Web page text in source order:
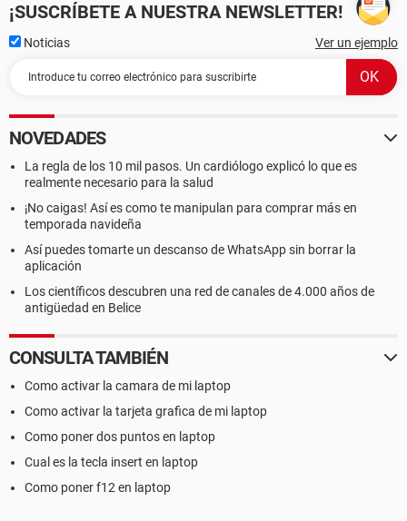
¡SUSCRÍBETE A NUESTRA NEWSLETTER!
Noticias Ver un ejemplo
NOVEDADES
La regla de los 10 mil pasos. Un cardiólogo explicó lo que es
realmente necesario para la salud
¡No caigas! Así es como te manipulan para comprar más en
temporada navideña
Así puedes tomarte un descanso de WhatsApp sin borrar la
aplicación
Los científicos descubren una red de canales de 4.000 años de
antigüedad en Belice
CONSULTA TAMBIÉN
Como activar la camara de mi laptop
Como activar la tarjeta grafica de mi laptop
Como poner dos puntos en laptop
Cual es la tecla insert en laptop
Como poner f12 en laptop